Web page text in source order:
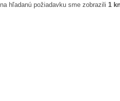
na hľadanú požiadavku sme zobrazili 1